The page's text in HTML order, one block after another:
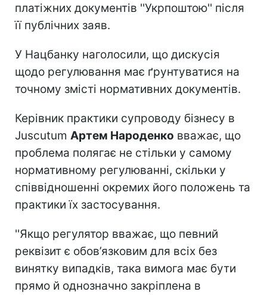
платіжних документів ''Укрпоштою'' після
її публічних заяв.
У Нацбанку наголосили, що дискусія
щодо регулювання має ґрунтуватися на
точному змісті нормативних документів.
Керівник практики супроводу бізнесу в
Juscutum Артем Народенко вважає, що
проблема полягає не стільки у самому
нормативному регулюванні, скільки у
співвідношенні окремих його положень та
практики їх застосування.
''Якщо регулятор вважає, що певний
реквізит є обов’язковим для всіх без
винятку випадків, така вимога має бути
прямо й однозначно закріплена в